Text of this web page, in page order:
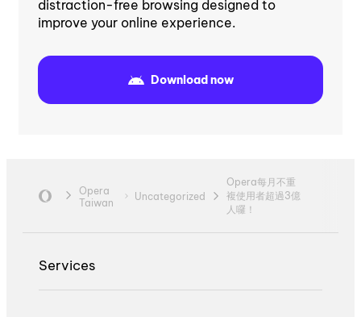
distraction-free browsing designed to
improve your online experience.
Download now
Opera
Taiwan
Uncategorized
Opera每月不重
複使用者超過3億
人囉！
Services